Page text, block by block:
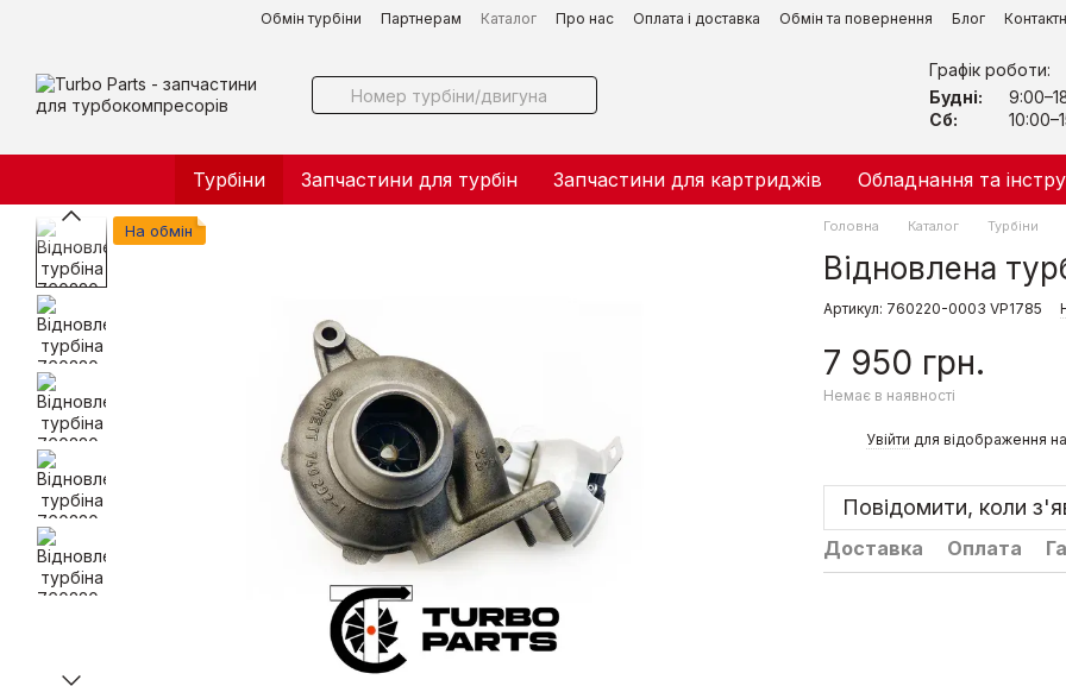
Перейти до основного контентуОбмін турбіни Партнерам Каталог Про нас Оплата і доставка Обмін та повернення Блог
Графік роботи:
Будні:
Сб:
Турбіни Запчастини для турбін Запчастини для картриджів Обладнання та
На обмін Головна Каталог Турбіни
Відновлена
Артикул: 760220-0003 VP1785
7 950 грн.
Немає в наявності
Увійти для відображення
Повідомити, коли
Доставка Оплата